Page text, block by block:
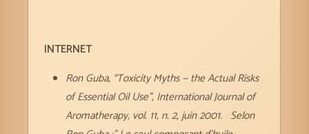
INTERNET
Ron Guba, “Toxicity Myths — the Actual Risks
of Essential Oil Use”, International Journal of
Aromatherapy, vol. 11, n. 2, juin 2001. Selon